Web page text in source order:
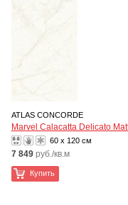
ATLAS CONCORDE
Marvel Calacatta Delicato
60 x 120 см
7 849 руб./кв.м
Купить